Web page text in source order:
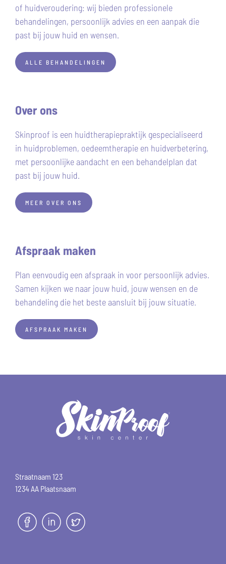
of huidveroudering: wij bieden professionele
behandelingen, persoonlijk advies en een aanpak die
past bij jouw huid en wensen.
ALLE BEHANDELINGEN
Over ons
Skinproof is een huidtherapiepraktijk gespecialiseerd
in huidproblemen, oedeemtherapie en huidverbetering,
met persoonlijke aandacht en een behandelplan dat
past bij jouw huid.
MEER OVER ONS
Afspraak maken
Plan eenvoudig een afspraak in voor persoonlijk advies.
Samen kijken we naar jouw huid, jouw wensen en de
behandeling die het beste aansluit bij jouw situatie.
AFSPRAAK MAKEN
Straatnaam 123
1234 AA Plaatsnaam